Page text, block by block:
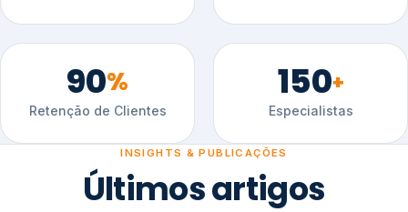
90%
Retenção de Clientes
150+
Especialistas
INSIGHTS & PUBLICAÇÕES
Últimos artigos